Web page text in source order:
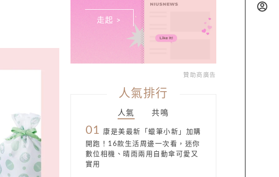
走起 >
贊助商廣告
人氣排行
人氣 共鳴
01
康是美最新「蠟筆小新」加購
開跑！16款生活周邊一次看，迷你
數位相機、晴雨兩用自動傘可愛又
實用